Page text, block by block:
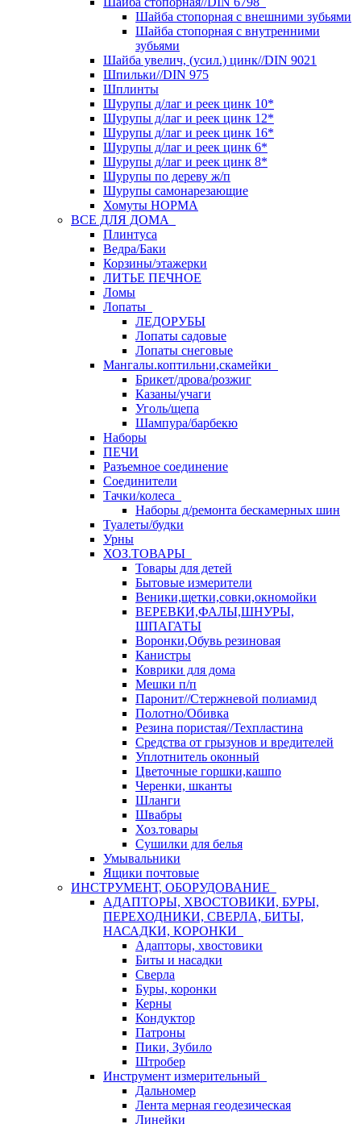
Шайба стопорная с внешними зубьями
Шайба стопорная с внутренними
зубьями
Шайба увелич, (усил.) цинк//DIN 9021
Шпильки//DIN 975
Шплинты
Шурупы д/лаг и реек цинк 10*
Шурупы д/лаг и реек цинк 12*
Шурупы д/лаг и реек цинк 16*
Шурупы д/лаг и реек цинк 6*
Шурупы д/лаг и реек цинк 8*
Шурупы по дереву ж/п
Шурупы самонарезающие
Хомуты НОРМА
ВСЕ ДЛЯ ДОМА
Плинтуса
Ведра/Баки
Корзины/этажерки
ЛИТЬЕ ПЕЧНОЕ
Ломы
Лопаты
ЛЕДОРУБЫ
Лопаты садовые
Лопаты снеговые
Мангалы.коптильни,скамейки
Брикет/дрова/розжиг
Казаны/учаги
Уголь/щепа
Шампура/барбекю
Наборы
ПЕЧИ
Разъемное соединение
Соединители
Тачки/колеса
Наборы д/ремонта бескамерных шин
Туалеты/будки
Урны
ХОЗ.ТОВАРЫ
Товары для детей
Бытовые измерители
Веники,щетки,совки,окномойки
ВЕРЕВКИ,ФАЛЫ,ШНУРЫ,
ШПАГАТЫ
Воронки,Обувь резиновая
Канистры
Коврики для дома
Мешки п/п
Паронит//Стержневой полиамид
Полотно/Обивка
Резина пористая//Техпластина
Средства от грызунов и вредителей
Уплотнитель оконный
Цветочные горшки,кашпо
Черенки, шканты
Шланги
Швабры
Хоз.товары
Сушилки для белья
Умывальники
Ящики почтовые
ИНСТРУМЕНТ, ОБОРУДОВАНИЕ
АДАПТОРЫ, ХВОСТОВИКИ, БУРЫ,
ПЕРЕХОДНИКИ, СВЕРЛА, БИТЫ,
НАСАДКИ, КОРОНКИ
Адапторы, хвостовики
Биты и насадки
Сверла
Буры, коронки
Керны
Кондуктор
Патроны
Пики, Зубило
Штробер
Инструмент измерительный
Дальномер
Лента мерная геодезическая
Линейки